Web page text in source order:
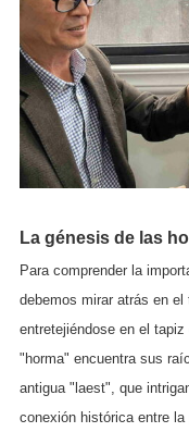
La génesis de las
Para comprender la
debemos mirar atrás en
entretejiéndose en el
"horma" encuentra sus
antigua "laest", que
conexión histórica entre